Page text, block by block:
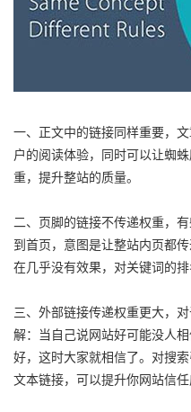
一、正文中的链接同样重要，
户的阅读体验，同时可以让蜘
重，提升整站的质量。
二、页脚的链接不传递权重，
到首页，意图是让整站内页都
在几乎没有效果，对关键词的排
三、外部链接传递权重更大，
解：当自己说网站好可能没人
好，这时大家就相信了。对搜
文本链接，可以提升你网站信任